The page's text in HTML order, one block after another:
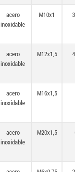
acero
inoxidable
M10x1
acero
inoxidable
M12x1,5
acero
inoxidable
M16x1,5
acero
inoxidable
M20x1,5